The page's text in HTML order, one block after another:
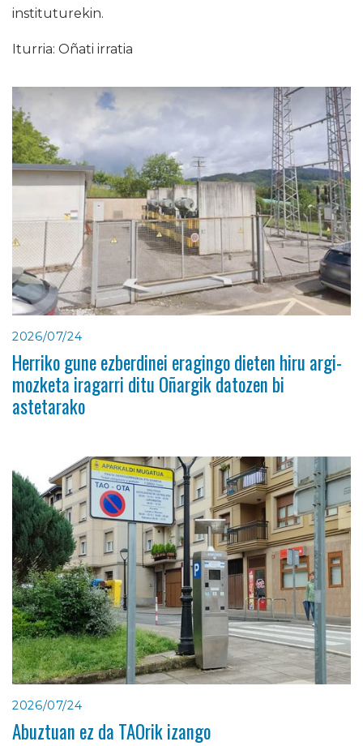
instituturekin.
Iturria: Oñati irratia
2026/07/24
Herriko gune ezberdinei eragingo dieten hiru argi-
mozketa iragarri ditu Oñargik datozen bi
astetarako
2026/07/24
Abuztuan ez da TAOrik izango